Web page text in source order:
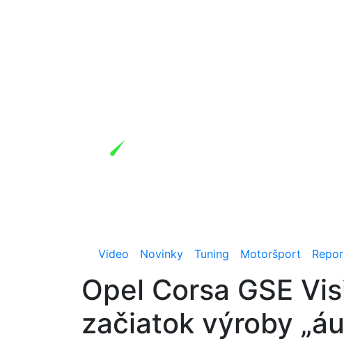
Video
Novinky Tuning Motoršport
Opel Corsa GSE
začiatok výroby